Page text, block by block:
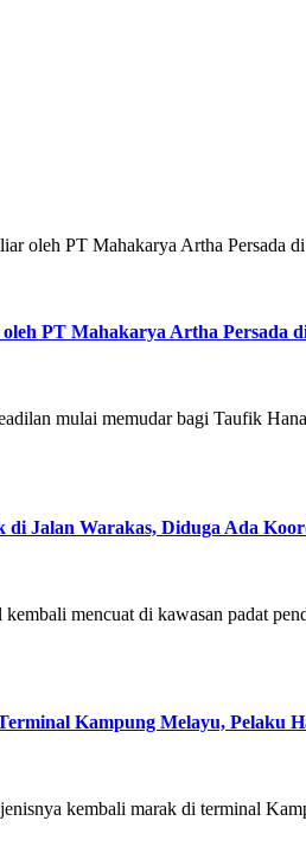
oleh PT Mahakarya Artha Persada
PT Mahakarya Artha Persada
mulai memudar bagi Taufik
Jalan Warakas, Diduga Ada
mencuat di kawasan padat
Kampung Melayu, Pelaku
kembali marak di terminal